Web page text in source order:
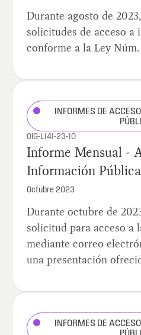
Durante agosto de
solicitudes de acceso a
conforme a la Ley Núm.
INFORMES DE
OIG-L141-23-10
Informe Mensual -
Información
Octubre 2023
Durante octubre de
solicitud para acceso a
mediante correo
una presentación
INFORMES DE